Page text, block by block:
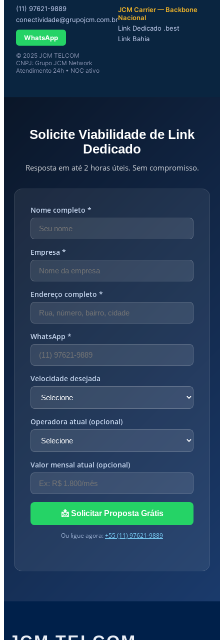
(11) 97621-9889
conectividade@grupojcm.com.br
WhatsApp
© 2025 JCM TELCOM
CNPJ: Grupo JCM Network
Atendimento 24h • NOC ativo
JCM Carrier — Backbone
Nacional
Link Dedicado .best
Link Bahia
Solicite Viabilidade de Link
Dedicado
Resposta em até 2 horas úteis. Sem compromisso.
Nome completo *
Empresa *
Endereço completo *
WhatsApp *
Velocidade desejada
Operadora atual (opcional)
Valor mensal atual (opcional)
📩 Solicitar Proposta Grátis
Ou ligue agora: +55 (11) 97621-9889